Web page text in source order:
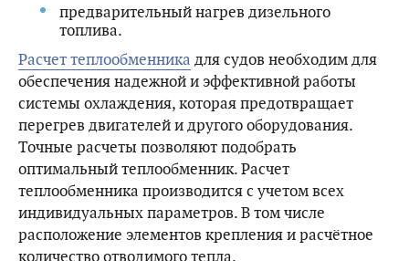
предварительный нагрев дизельного
топлива.
Расчет теплообменника для судов необходим для
обеспечения надежной и эффективной работы
системы охлаждения, которая предотвращает
перегрев двигателей и другого оборудования.
Точные расчеты позволяют подобрать
оптимальный теплообменник. Расчет
теплообменника производится с учетом всех
индивидуальных параметров. В том числе
расположение элементов крепления и расчётное
количество отводимого тепла.